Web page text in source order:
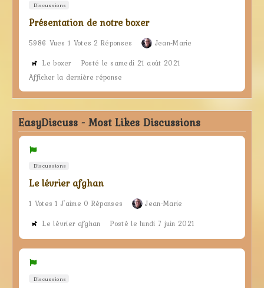
Discussions
Présentation de notre boxer
5986 Vues 1 Votes 2 Réponses
Jean-Marie
Le boxer
Posté le samedi 21 août 2021
Afficher la dernière réponse
EasyDiscuss - Most Likes Discussions
Discussions
Le lévrier afghan
1 Votes 1 J'aime 0 Réponses
Jean-Marie
Le lévrier afghan
Posté le lundi 7 juin 2021
Discussions